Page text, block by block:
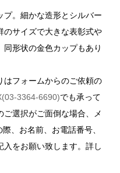
。細かな造形とシルバー
のサイズで大きな表彰式や
形状の金色カップもあり
フォームからのご依頼の
3364-6690)でも承って
選択がご面倒な場合、メ
、お名前、お電話番号、
をお願い致します。詳し